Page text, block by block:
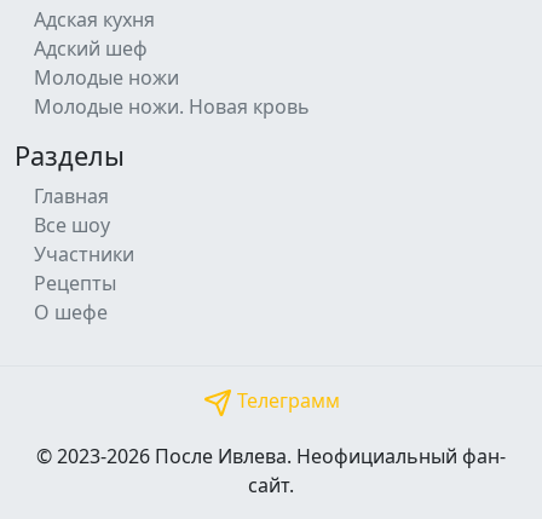
Адская кухня
Адский шеф
Молодые ножи
Молодые ножи. Новая кровь
Разделы
Главная
Все шоу
Участники
Рецепты
О шефе
Телеграмм
© 2023-2026 После Ивлева. Неофициальный фан-
сайт.